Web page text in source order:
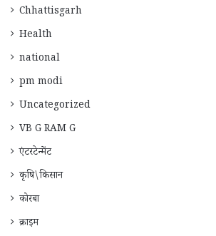
Chhattisgarh
Health
national
pm modi
Uncategorized
VB G RAM G
एंटरटेन्मेंट
कृषि\किसान
कोरबा
क्राइम